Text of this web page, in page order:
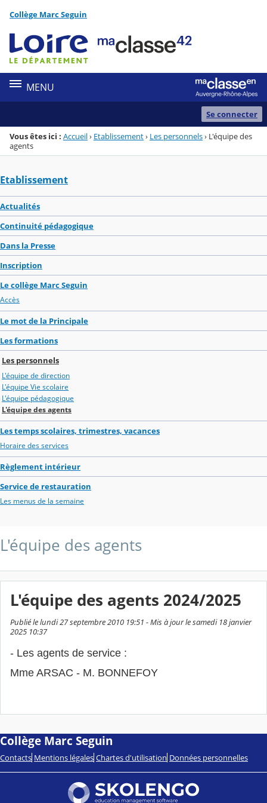
Menu de la rubrique
Contenu
Collège Marc Seguin
MENU
Se connecter
Vous êtes ici : Accueil› Etablissement› Les personnels› L'équipe des
agents
Etablissement
Actualités
Continuité pédagogique
Dans la Presse
Inscription
Le collège Marc Seguin
Accès
Le mot de la Principale
Les formations
Les personnels
L'équipe de direction
L'équipe Vie scolaire
L'équipe pédagogique
L'équipe des agents
Les temps scolaires, trimestres, vacances
Horaire des services
Règlement intérieur
Service de restauration
Les menus de la semaine
L'équipe des agents
L'équipe des agents 2024/2025
Publié le lundi 27 septembre 2010 19:51 - Mis à jour le samedi 18 janvier
2025 10:37
- Les agents de service :
Mme ARSAC - M. BONNEFOY
Collège Marc Seguin
Contacts Mentions légales Chartes d'utilisation Données personnelles